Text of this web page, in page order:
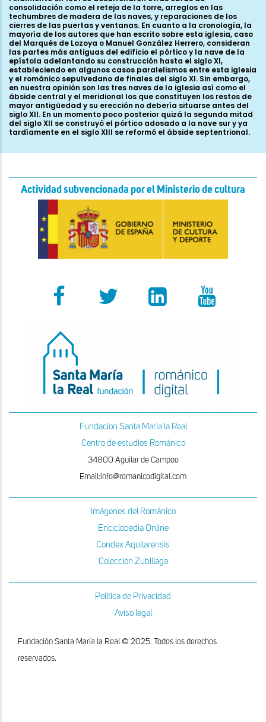
Actividad subvencionada por el Ministerio de cultura
Fundacion Santa Maria la Real
Centro de estudios Románico
34800 Aguilar de Campoo
Email:info@romanicodigital.com
Imágenes del Románico
Enciclopedia Online
Condex Aquilarensis
Colección Zubillaga
Política de Privacidad
Aviso legal
Fundación Santa María la Real © 2025. Todos los derechos
reservados.